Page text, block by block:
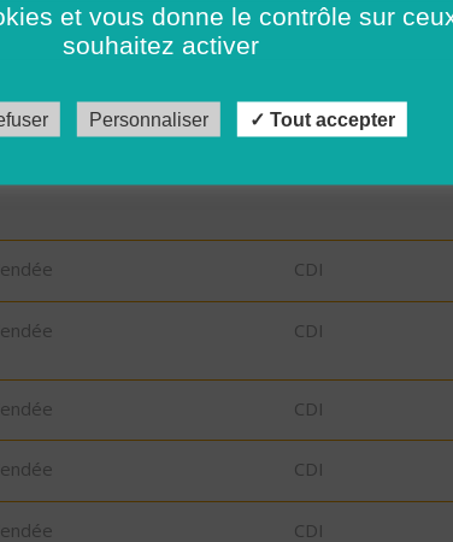
et-Vilaine
Possibilité de CDI
et-Vilaine CDI
CDI
CDI
CDI
CDI
CDI
et vous donne le contrôle sur
souhaitez activer
Personnaliser Tout accepter